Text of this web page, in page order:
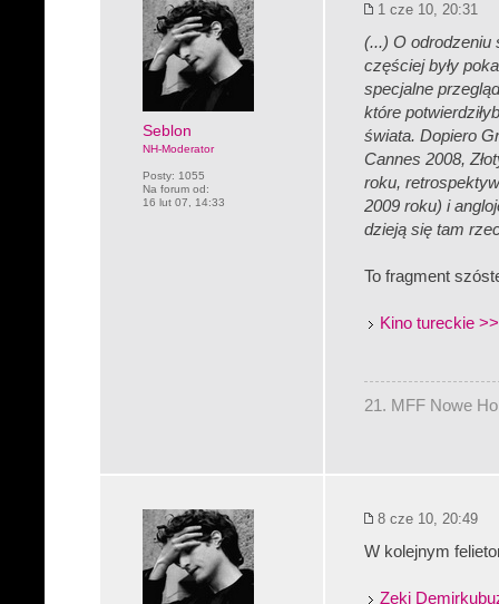
Seblon
NH-Moderator
Posty: 1055
Na forum od:
16 lut 07, 14:33
1 cze 10, 20:31
(...) O odrodzeniu
częściej były
specjalne
które
świata. Dopiero
Cannes 2008,
roku,
2009 roku) i
dzieją się tam
To fragment
Kino tureckie
21. MFF Nowe
8 cze 10, 20:49
W kolejnym
Zeki